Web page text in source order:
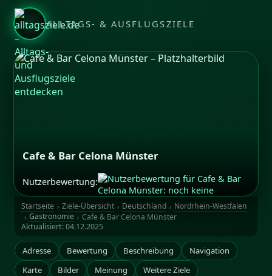
ALLTAGS- & AUSFLUGSZIELE
Cafe & Bar Celona Münster
Nutzerbewertung:
Startseite Ziele-Übersicht Deutschland
Nordrhein-Westfalen
Gastronomie
Cafe & Bar Celona Münster
Aktualisiert:04.12.2025
Adresse Bewertung Beschreibung
Navigation
Karte
Bilder Meinung Weitere Ziele